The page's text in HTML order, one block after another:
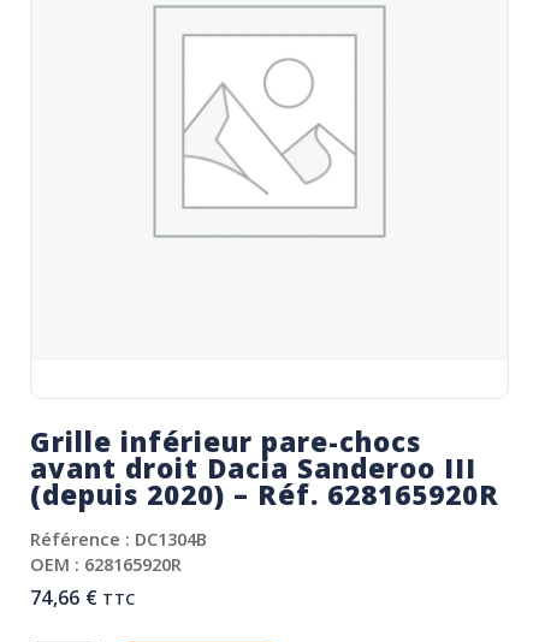
Grille inférieur pare-chocs
avant droit Dacia Sanderoo III
(depuis 2020) – Réf. 628165920R
Référence : DC1304B
OEM : 628165920R
74,66 € TTC